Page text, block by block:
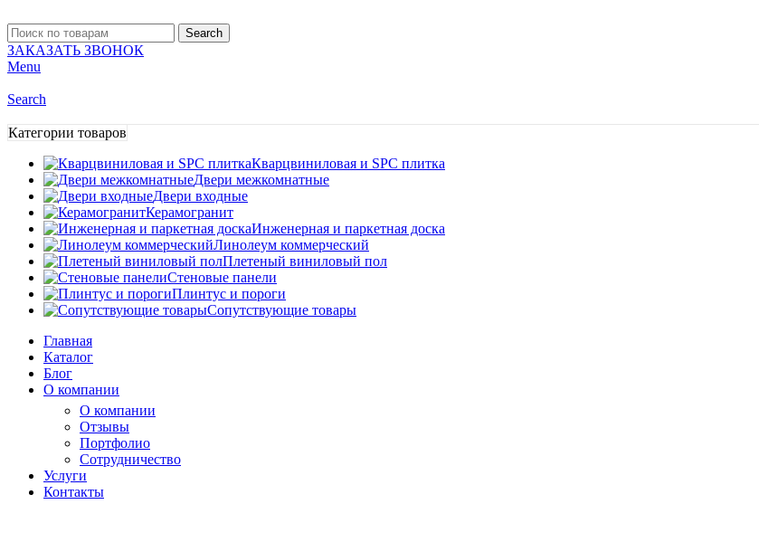
Search
ЗАКАЗАТЬ ЗВОНОК
Menu
Search
Категории товаров
Кварцвиниловая и SPC плитка
Двери межкомнатные
Двери входные
Керамогранит
Инженерная и паркетная доска
Линолеум коммерческий
Плетеный виниловый пол
Стеновые панели
Плинтус и пороги
Сопутствующие товары
Главная
Каталог
Блог
О компании
О компании
Отзывы
Портфолио
Сотрудничество
Услуги
Контакты